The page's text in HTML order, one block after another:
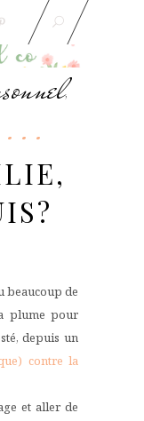
,
beaucoup de
plume pour
depuis un
contre la
et aller de